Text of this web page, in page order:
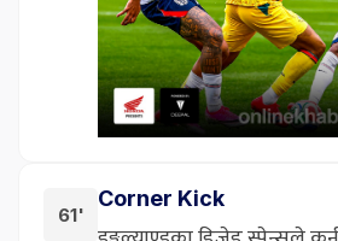
61'
Corner Kick